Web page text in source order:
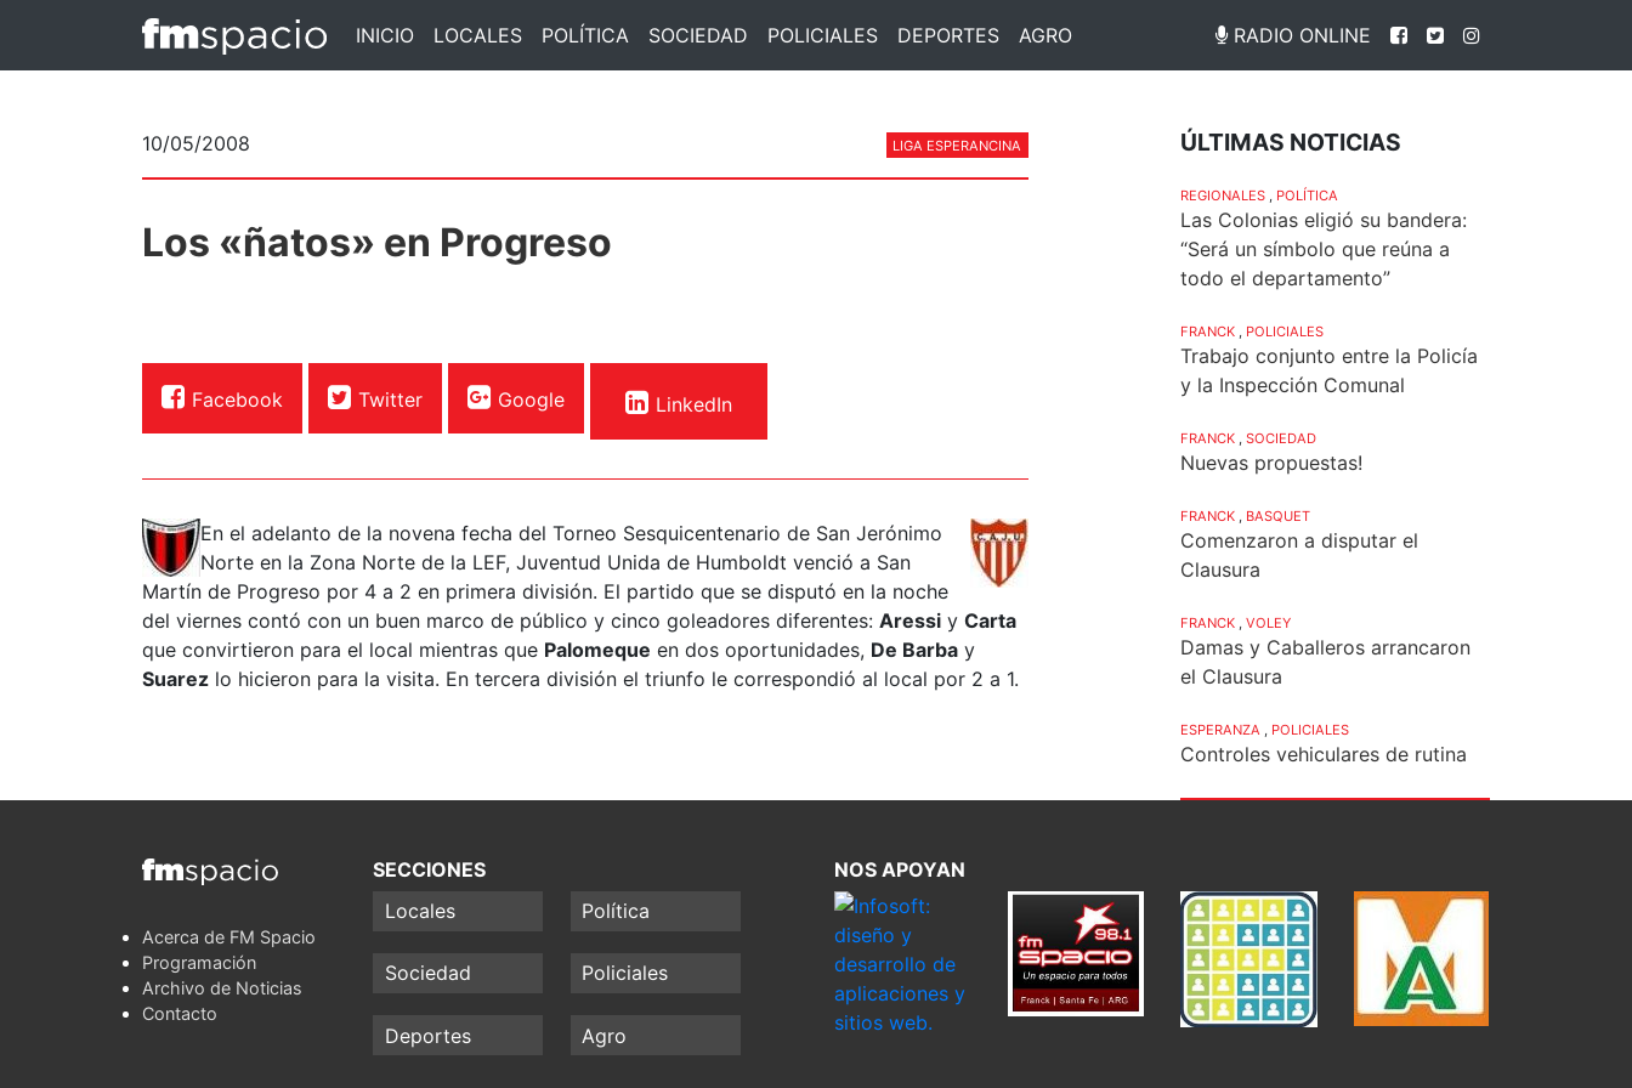
INICIO LOCALES POLÍTICA SOCIEDAD POLICIALES DEPORTES AGRO RADIO ONLINE
10/05/2008 LIGA ESPERANCINA
Los «ñatos» en Progreso
Facebook Twitter Google LinkedIn
En el adelanto de la novena fecha del Torneo Sesquicentenario de San Jerónimo
Norte en la Zona Norte de la LEF, Juventud Unida de Humboldt venció a San
Martín de Progreso por 4 a 2 en primera división. El partido que se disputó en la noche
del viernes contó con un buen marco de público y cinco goleadores diferentes: Aressi y Carta
que convirtieron para el local mientras que Palomeque en dos oportunidades, De Barba y
Suarez lo hicieron para la visita. En tercera división el triunfo le correspondió al local por 2 a 1.
ÚLTIMAS NOTICIAS
REGIONALES POLÍTICA
Las Colonias eligió su bandera:
“Será un símbolo que reúna a
todo el departamento”
FRANCK POLICIALES
Trabajo conjunto entre la Policía
y la Inspección Comunal
FRANCK SOCIEDAD
Nuevas propuestas!
FRANCK BASQUET
Comenzaron a disputar el
Clausura
FRANCK VOLEY
Damas y Caballeros arrancaron
el Clausura
ESPERANZA POLICIALES
Controles vehiculares de rutina
Acerca de FM Spacio
Programación
Archivo de Noticias
Contacto
SECCIONES
Locales
Política
Sociedad Policiales
Deportes Agro
NOS APOYAN